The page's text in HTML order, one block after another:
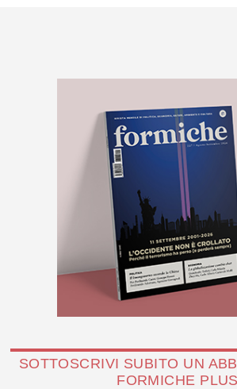
SOTTOSCRIVI SUBITO UN
FORMICHE PLUS